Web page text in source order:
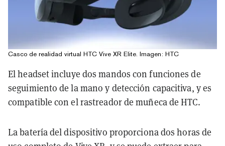
Casco de realidad virtual HTC Vive XR Elite. Imagen: HTC
El headset incluye dos mandos con funciones de
seguimiento de la mano y detección capacitiva, y es
compatible con el rastreador de muñeca de HTC.
La batería del dispositivo proporciona dos horas de